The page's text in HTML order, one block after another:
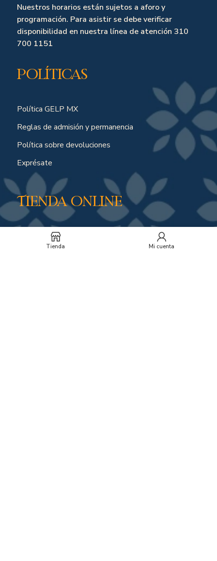
Nuestros horarios están sujetos a aforo y
programación. Para asistir se debe verificar
disponibilidad en nuestra línea de atención 310
700 1151
Políticas
Política GELP MX
Reglas de admisión y permanencia
Política sobre devoluciones
Exprésate
Tienda online
Política de envíos por compras online
Tienda Mi cuenta